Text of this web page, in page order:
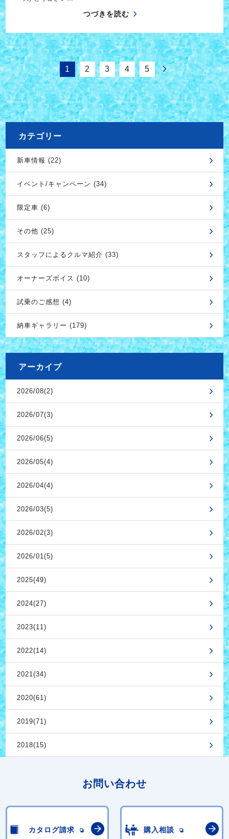
つづきを読む
1 2 3 4 5
カテゴリー
新車情報 (22)
イベント/キャンペーン (34)
限定車 (6)
その他 (25)
スタッフによるクルマ紹介 (33)
オーナーズボイス (10)
試乗のご感想 (4)
納車ギャラリー (179)
アーカイブ
2026/08(2)
2026/07(3)
2026/06(5)
2026/05(4)
2026/04(4)
2026/03(5)
2026/02(3)
2026/01(5)
2025(49)
2024(27)
2023(11)
2022(14)
2021(34)
2020(61)
2019(71)
2018(15)
お問い合わせ
カタログ請求 購入相談